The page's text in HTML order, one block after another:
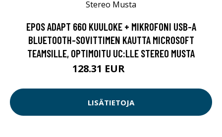
EPOS ADAPT 660 KUULOKE + MIKROFONI USB-A
BLUETOOTH-SOVITTIMEN KAUTTA MICROSOFT
TEAMSILLE, OPTIMOITU UC:LLE STEREO MUSTA
128.31 EUR
LISÄTIETOJA